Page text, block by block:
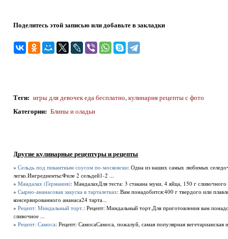
Поделитесь этой записью или добавьте в закладки
Теги: игры для девочек еда бесплатно,кулинария рецепты с фото
Категории: Блины и оладьи
Другие кулинарные рецептуры и рецепты
»Сельдь под пикантным соусом по-московски: Одна из наших самых любимых
легко.Ингредиенты:Филе 2 сельдей1-2 ...
»Мандалах (Германия): МандалахДля теста: 3 стакана муки, 4 яйца, 150 г
»Сырно-ананасовая закуска в тарталетках: Вам понадобится:400 г твердого или
консервированного ананаса24 тарта...
»Рецепт: Миндальный торт.: Рецепт: Миндальный торт.Для приготовления вам
сливочное ...
»Рецепт: Самоса: Рецепт: СамосаСамоса, пожалуй, самая популярная вегетарианская